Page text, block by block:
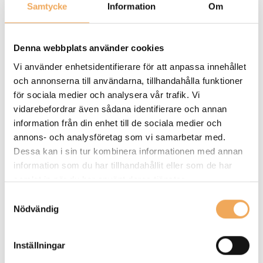
Samtycke Information Om
Denna webbplats använder cookies
Vi använder enhetsidentifierare för att anpassa innehållet
och annonserna till användarna, tillhandahålla funktioner
för sociala medier och analysera vår trafik. Vi
vidarebefordrar även sådana identifierare och annan
information från din enhet till de sociala medier och
annons- och analysföretag som vi samarbetar med.
Dessa kan i sin tur kombinera informationen med annan
information som du har tillhandahållit eller som de har
samlat in när du har använt deras tjänster.
Nödvändig
Inställningar
Fördelar med Single Sign-
On (SSO)
Ökad användarvänlighet:Med SSO behöver
användare bara logga in en gång för att få tillgång till
alla sina applikationer och system. Detta eliminerar
behovet av att komma ihåg flera lösenord, vilket gör
det smidigare att arbeta och sparar tid.
Minskad lösenordströtthet
: Genom att minska
antalet inloggningar per dag minskar SSO risken för så
överväldigade av alla olika lösenord och ofta använder